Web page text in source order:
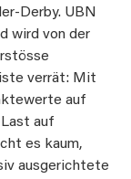
Derby. UBN
wird von der
verrät: Mit
auf
auf
es kaum,
ausgerichtete